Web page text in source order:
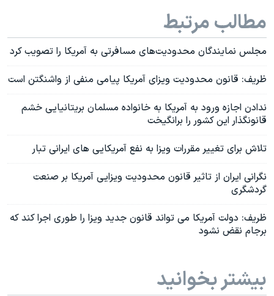
مطالب مرتبط
مجلس نمایندگان محدودیت‌های مسافرتی به آمریکا را تصویب کرد
ظریف: قانون محدودیت ویزای آمریکا پیامی منفی از واشنگتن است
ندادن اجازه ورود به آمریکا به خانواده مسلمان بریتانیایی خشم
قانونگذار این کشور را برانگیخت
تلاش برای تغییر مقررات ویزا به نفع آمریکایی های ایرانی تبار
نگرانی ایران از تاثیر قانون محدودیت ویزایی آمریکا بر صنعت
گردشگری
ظریف: دولت آمریکا می تواند قانون جدید ویزا را طوری اجرا کند که
برجام نقض نشود
بیشتر بخوانید